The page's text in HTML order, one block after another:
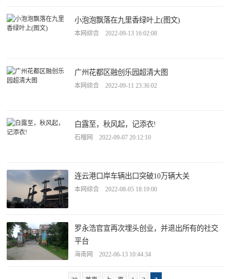
小泡泡飘落在九里香绿叶上(图文)
本网综合 2022-09-13 16:02:08
广州花都区融创乐园超清大图
本网综合 2022-09-11 23:36:02
白露至，秋风起，记添衣!
石榴网 2022-09-07 20:12:10
连云港口岸车辆出口突破10万辆大关
本网综合 2022-08-05 18:19:00
罗永浩官宣再次埋头创业，并退出所有的社交
平台
海南网 2022-06-13 10:44:34